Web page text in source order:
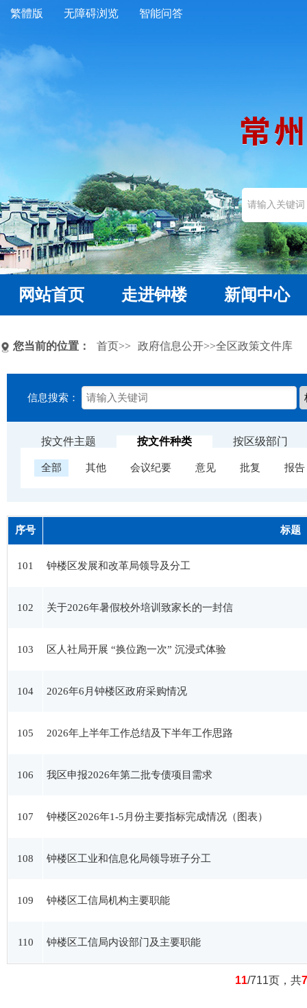
繁體版 无障碍浏览 智能问答
网站首页 走进钟楼 新闻中心
您当前的位置： 首页>> 政府信息公开>>全区政策文件库
信息搜索：
按文件主题 按文件种类 按区级部门
全部 其他 会议纪要 意见 批复 报告
序号 标题
101 钟楼区发展和改革局领导及分工
102 关于2026年暑假校外培训致家长的一封信
103 区人社局开展 “换位跑一次” 沉浸式体验
104 2026年6月钟楼区政府采购情况
105 2026年上半年工作总结及下半年工作思路
106 我区申报2026年第二批专债项目需求
107 钟楼区2026年1-5月份主要指标完成情况（图表）
108 钟楼区工业和信息化局领导班子分工
109 钟楼区工信局机构主要职能
110 钟楼区工信局内设部门及主要职能
11/711页，共